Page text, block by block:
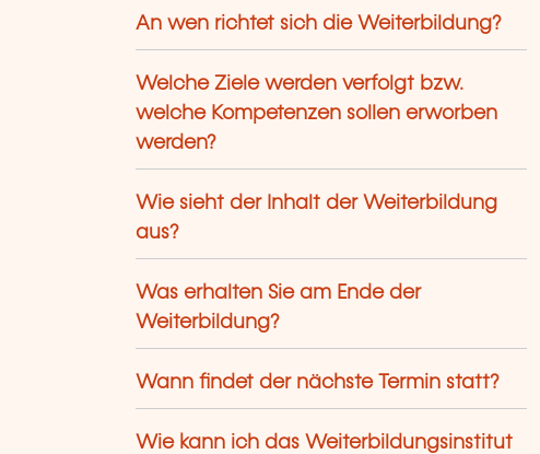
An wen richtet sich die Weiterbildung?
Welche Ziele werden verfolgt bzw.
welche Kompetenzen sollen erworben
werden?
Wie sieht der Inhalt der Weiterbildung
aus?
Was erhalten Sie am Ende der
Weiterbildung?
Wann findet der nächste Termin statt?
Wie kann ich das Weiterbildungsinstitut